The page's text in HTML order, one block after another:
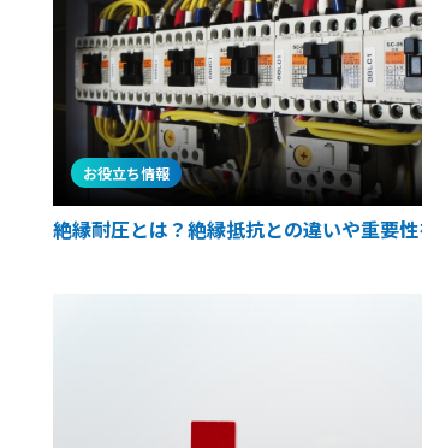
お役立ち情報
絶縁耐圧とは？絶縁抵抗との違いや重要